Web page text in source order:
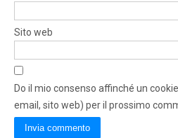
Sito web
Do il mio consenso affinché un
email, sito web) per il prossimo